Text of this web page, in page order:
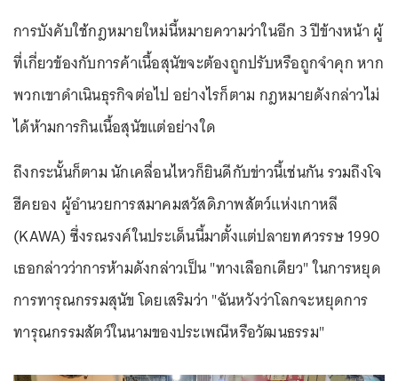
การบังคับใช้กฎหมายใหม่นี้หมายความว่าในอีก 3 ปีข้างหน้า ผู้
ที่เกี่ยวข้องกับการค้าเนื้อสุนัขจะต้องถูกปรับหรือถูกจำคุก หาก
พวกเขาดำเนินธุรกิจต่อไป อย่างไรก็ตาม กฎหมายดังกล่าวไม่
ได้ห้ามการกินเนื้อสุนัขแต่อย่างใด
ถึงกระนั้นก็ตาม นักเคลื่อนไหวก็ยินดีกับข่าวนี้เช่นกัน รวมถึงโจ
ฮีคยอง ผู้อำนวยการสมาคมสวัสดิภาพสัตว์แห่งเกาหลี
(KAWA) ซึ่งรณรงค์ในประเด็นนี้มาตั้งแต่ปลายทศวรรษ 1990
เธอกล่าวว่าการห้ามดังกล่าวเป็น "ทางเลือกเดียว" ในการหยุด
การทารุณกรรมสุนัข โดยเสริมว่า "ฉันหวังว่าโลกจะหยุดการ
ทารุณกรรมสัตว์ในนามของประเพณีหรือวัฒนธรรม"